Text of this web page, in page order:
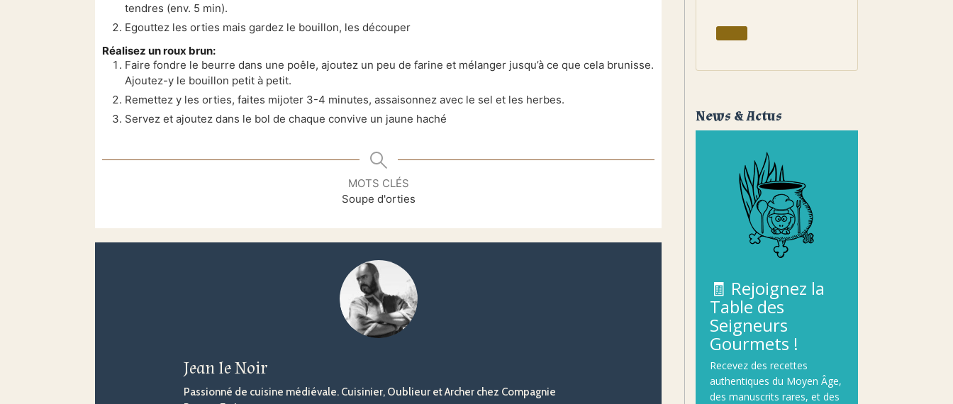
tendres (env. 5 min).
Egouttez les orties mais gardez le bouillon, les découper
Réalisez un roux brun:
Faire fondre le beurre dans une poêle, ajoutez un peu defarine et mélanger jusqu’à ce que cela brunisse.
Ajoutez-y le bouillon petit à petit.
Remettez y les orties, faites mijoter 3-4 minutes, assaisonnez avec le sel et les herbes.
Servez et ajoutez dans le bol de chaque convive un jaune haché
MOTS CLÉS
Soupe d'orties
Jean le Noir
Passionné de cuisine médiévale. Cuisinier, Oublieur et Archer chez Compagnie
News & Actus
🧾 Rejoignez la
Tabledes
Seigneurs
Gourmets !
Recevez des recettes
authentiques du Moyen Âge,
des manuscrits rares, et des